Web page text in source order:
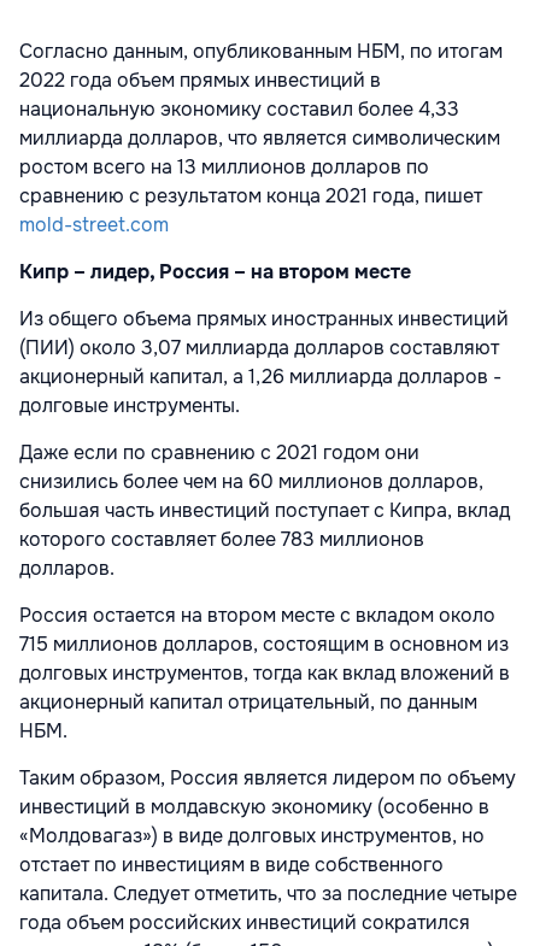
Согласно данным, опубликованным НБМ, по итогам
2022 года объем прямых инвестиций в
национальную экономику составил более 4,33
миллиарда долларов, что является символическим
ростом всего на 13 миллионов долларов по
сравнению с результатом конца 2021 года, пишет
mold-street.com
Кипр – лидер, Россия – на втором месте
Из общего объема прямых иностранных инвестиций
(ПИИ) около 3,07 миллиарда долларов составляют
акционерный капитал, а 1,26 миллиарда долларов -
долговые инструменты.
Даже если по сравнению с 2021 годом они
снизились более чем на 60 миллионов долларов,
большая часть инвестиций поступает с Кипра, вклад
которого составляет более 783 миллионов
долларов.
Россия остается на втором месте с вкладом около
715 миллионов долларов, состоящим в основном из
долговых инструментов, тогда как вклад вложений в
акционерный капитал отрицательный, по данным
НБМ.
Таким образом, Россия является лидером по объему
инвестиций в молдавскую экономику (особенно в
«Молдовагаз») в виде долговых инструментов, но
отстает по инвестициям в виде собственного
капитала. Следует отметить, что за последние четыре
года объем российских инвестиций сократился